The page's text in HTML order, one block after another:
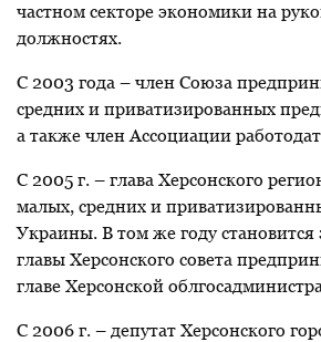
частном секторе экономики на
должностях.
С 2003 года – член Союза
средних и приватизированных
а также член Ассоциации
С 2005 г. – глава Херсонского
малых, средних и
Украины. В том же году становится
главы Херсонского совета
главе Херсонской
С 2006 г. – депутат Херсонского